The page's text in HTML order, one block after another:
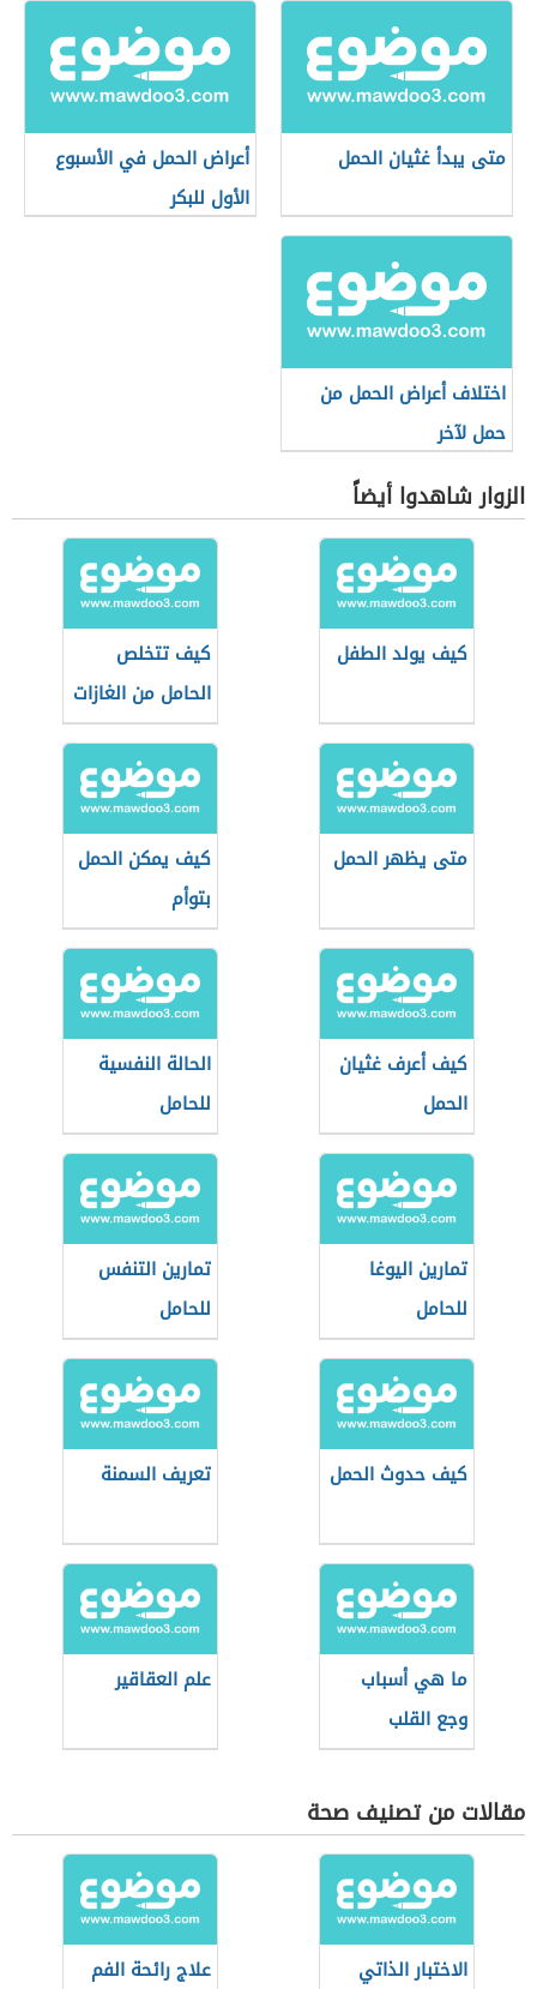
متى يبدأ غثيان الحمل
أعراض الحمل في الأسبوع
الأول للبكر
اختلاف أعراض الحمل من
حمل لآخر
الزوار شاهدوا أيضاً
كيف يولد الطفل
كيف تتخلص
الحامل من الغازات
متى يظهر الحمل
كيف يمكن الحمل
بتوأم
كيف أعرف غثيان
الحمل
الحالة النفسية
للحامل
تمارين اليوغا
للحامل
تمارين التنفس
للحامل
كيف حدوث الحمل تعريف السمنة
ما هي أسباب
وجع القلب
علم العقاقير
مقالات من تصنيف صحة
الاختبار الذاتي
علاج رائحة الفم